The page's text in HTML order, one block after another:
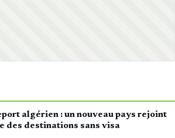
algérien : un nouveau pays rejoint
des destinations sans visa